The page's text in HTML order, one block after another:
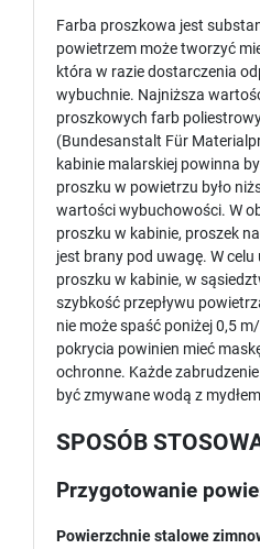
Farba proszkowa jest
powietrzem może tworzyć
która w razie dostarczenia
wybuchnie. Najniższa
proszkowych farb
(Bundesanstalt Für
kabinie malarskiej powinna
proszku w powietrzu było
wartości wybuchowości. W
proszku w kabinie, proszek
jest brany pod uwagę. W
proszku w kabinie, w
szybkość przepływu
nie może spaść poniżej 0,5
pokrycia powinien mieć
ochronne. Każde
być zmywane wodą z
SPOSÓB
Przygotowanie
Powierzchnie stalowe